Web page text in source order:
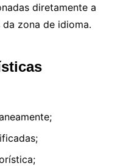
diretamente a
zona de idioma.